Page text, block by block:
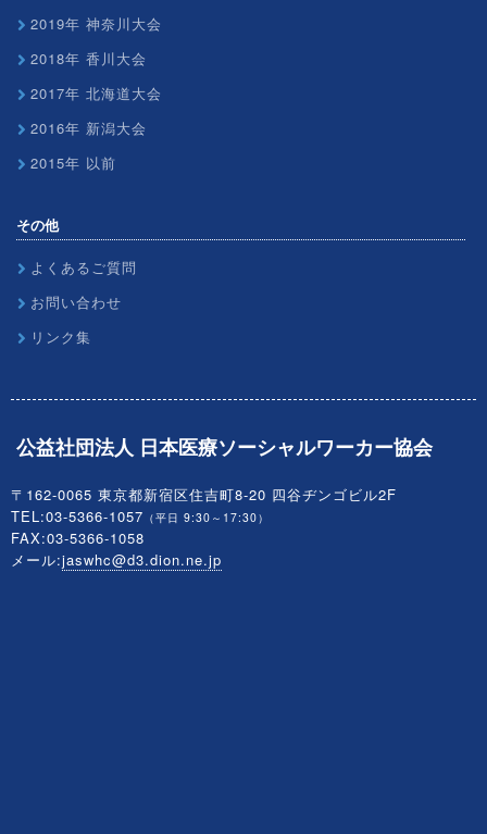
公益社団法人 日本医療ソーシャルワーカー協会
〒162-0065 東京都新宿区住吉町8-20 四谷ヂンゴビル2F
TEL:03-5366-1057 （平日 9:30～17:30）
FAX:03-5366-1058
メール:jaswhc@d3.dion.ne.jp
2019年 神奈川大会
2018年 香川大会
2017年 北海道大会
2016年 新潟大会
2015年 以前
その他
よくあるご質問
お問い合わせ
リンク集